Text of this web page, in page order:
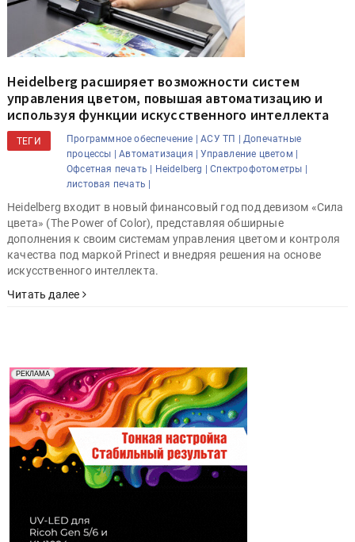
Heidelberg расширяет возможности систем
управления цветом, повышая автоматизацию и
используя функции искусственного интеллекта
ТЕГИ Программное обеспечение | АСУ ТП | Допечатные
процессы | Автоматизация | Управление цветом |
Офсетная печать | Heidelberg | Спектрофотометры |
листовая печать |
Heidelberg входит в новый финансовый год под девизом «Сила
цвета» (The Power of Color), представляя обширные
дополнения к своим системам управления цветом и контроля
качества под маркой Prinect и внедряя решения на основе
искусственного интеллекта.
Читать далее
РЕКЛАМА
Реклама. Рекламодатель ООО "Передовые Системы
Печати" erid: 2SDnjd2d4Qz